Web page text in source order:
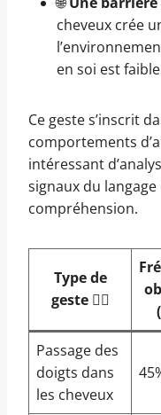
cheveux crée
en soi est
Ce geste s’inscrit
comportements
intéressant
signaux du
compréhension.
Type de
geste 💇‍♂️
Passage des
doigts dans
les cheveux